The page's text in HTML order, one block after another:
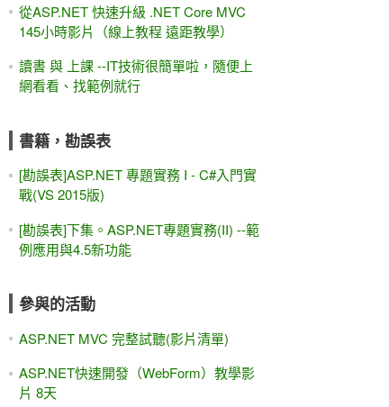
從ASP.NET 快速升級 .NET Core MVC
145小時影片（線上教程 遠距教學）
讀書 與 上課 --IT技術很簡單啦，隨便上
網看看、找範例就行
書籍，勘誤表
[勘誤表]ASP.NET 專題實務 I - C#入門實
戰(VS 2015版)
[勘誤表]下集。ASP.NET專題實務(II) --範
例應用與4.5新功能
參與的活動
ASP.NET MVC 完整試聽(影片清單)
ASP.NET快速開發（WebForm）教學影
片 8天